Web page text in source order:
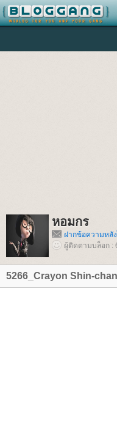
หอมกร
ฝากข้อความหลั
ผู้ติดตามบล็อก :
5266_Crayon Shin-